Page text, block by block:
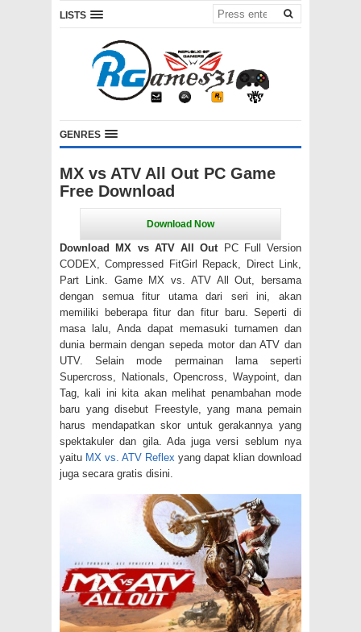
LISTS
GENRES
MX vs ATV All Out PC Game
Free Download
Download MX vs ATV All Out PC Full Version
CODEX, Compressed FitGirl Repack, Direct Link,
Part Link. Game MX vs. ATV All Out, bersama
dengan semua fitur utama dari seri ini, akan
memiliki beberapa fitur dan fitur baru. Seperti di
masa lalu, Anda dapat memasuki turnamen dan
dunia bermain dengan sepeda motor dan ATV dan
UTV. Selain mode permainan lama seperti
Supercross, Nationals, Opencross, Waypoint, dan
Tag, kali ini kita akan melihat penambahan mode
baru yang disebut Freestyle, yang mana pemain
harus mendapatkan skor untuk gerakannya yang
spektakuler dan gila. Ada juga versi seblum nya
yaitu MX vs. ATV Reflex yang dapat klian download
juga secara gratis disini.